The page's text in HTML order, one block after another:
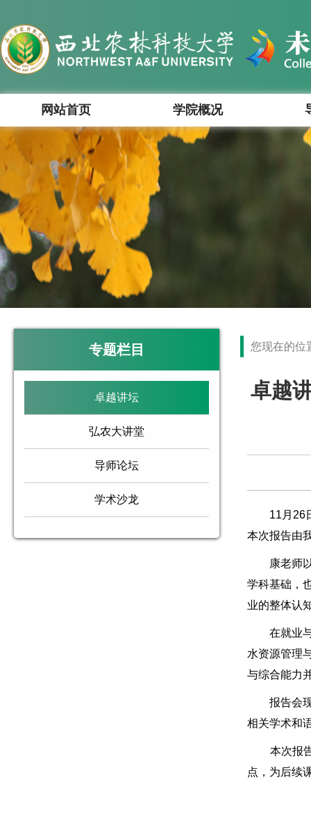
网站首页 学院概况
专题栏目
卓越讲坛
弘农大讲堂
导师论坛
学术沙龙
您现在的位
卓越
11月26日
本次报告由
康老师以
学科基础，
业的整体认
在就业与
水资源管理
与综合能力
报告会现
相关学术和
本次报告
点，为后续